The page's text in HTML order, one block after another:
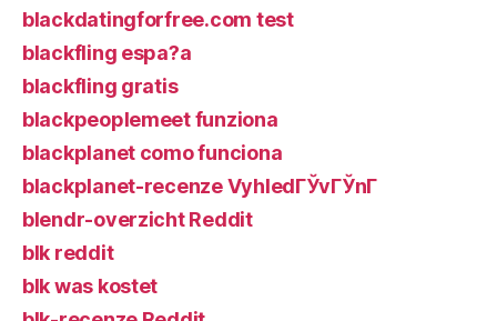
blackdatingforfree.com test
blackfling espa?a
blackfling gratis
blackpeoplemeet funziona
blackplanet como funciona
blackplanet-recenze VyhledГЎvГЎnГ­
blendr-overzicht Reddit
blk reddit
blk was kostet